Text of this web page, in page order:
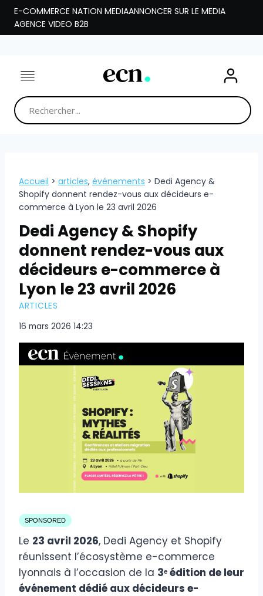
Aller
contenu
E-COMMERCE NATION MEDIAANNONCER SUR LE MEDIA
AGENCE VIDEO B2B
Accueil > articles, événements > Dedi Agency &
Shopify donnent rendez-vous aux décideurs e-
commerce à Lyon le 23 avril 2026
Dedi Agency & Shopify
donnent rendez-vous aux
décideurs e-commerce à
Lyon le 23 avril 2026
ARTICLES
16 mars 2026 14:23
SPONSORED
Le 23 avril 2026, Dedi Agency et Shopify
réunissent l’écosystème e-commerce
lyonnais à l’occasion de la 3ᵉ édition de leur
événement dédié aux décideurs e-